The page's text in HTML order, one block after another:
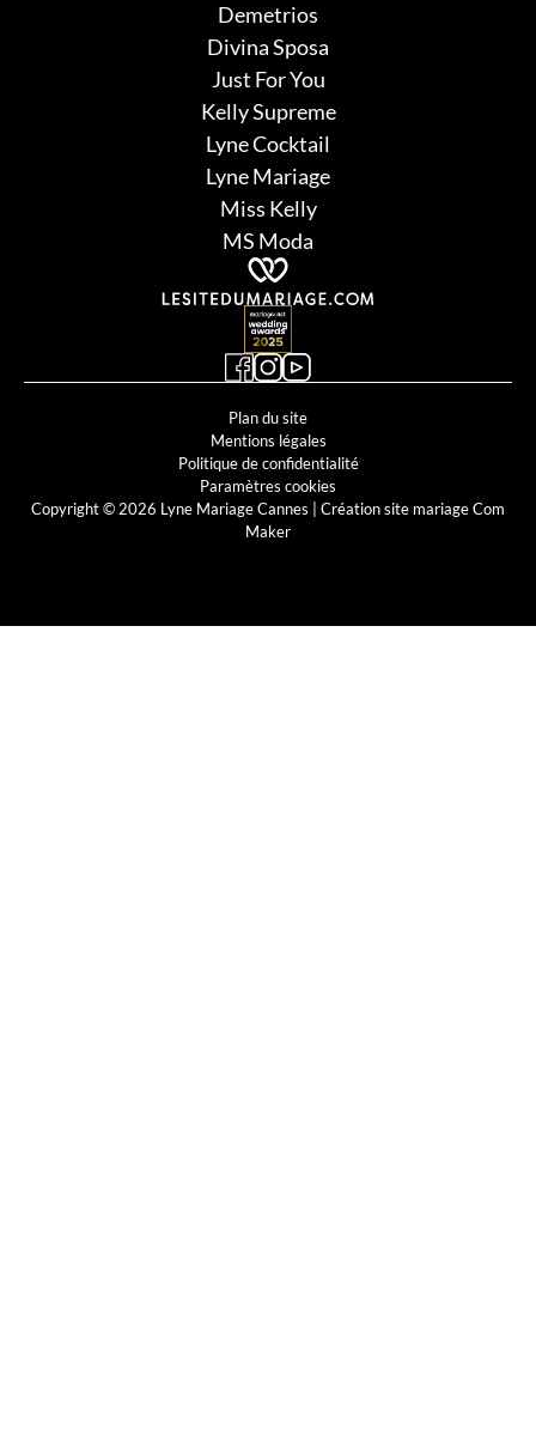
Demetrios
Divina Sposa
Just For You
Kelly Supreme
Lyne Cocktail
Lyne Mariage
Miss Kelly
MS Moda
Plan du site
Mentions légales
Politique de confidentialité
Paramètres cookies
Copyright © 2026 Lyne Mariage Cannes | Création site mariage Com
Maker